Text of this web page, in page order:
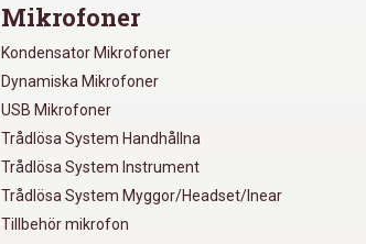
Mikrofoner
Kondensator Mikrofoner
Dynamiska Mikrofoner
USB Mikrofoner
Trådlösa System Handhållna
Trådlösa System Instrument
Trådlösa System Myggor/Headset/Inear
Tillbehör mikrofon